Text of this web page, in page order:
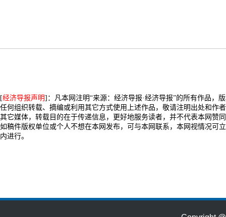
[经济导报声明]：凡本网注明“来源：经济导报·经济导报”的所有作品，
任何组织转载、摘编或利用其它方式使用上述作品，敬请注明出处和作
其它媒体，转载目的在于传递信息，更好地服务读者，并不代表本网赞
如稿件版权单位或个人不想在本网发布，可与本网联系，本网视情况可
内进行。